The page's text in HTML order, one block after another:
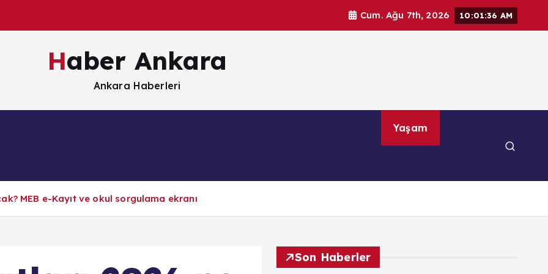
Cum. Ağu 7th, 2026 10:01:37 AM
Haber Ankara
Ankara Haberleri
Yaşam
MEB e-Kayıt ve okul sorgulama ekranı
Son Haberler